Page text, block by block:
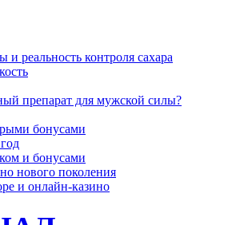
реальность контроля сахара
препарат для мужской силы?
бонусами
и бонусами
нового поколения
и онлайн-казино